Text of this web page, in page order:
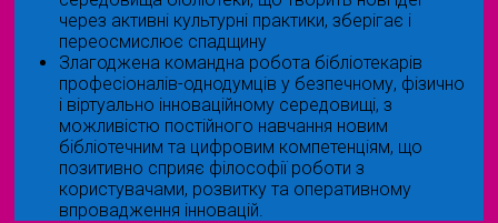
через активні культурні практики, зберігає і
переосмислює спадщину
Злагоджена командна робота бібліотекарів
професіоналів-однодумців у безпечному, фізично
і віртуально інноваційному середовищі, з
можливістю постійного навчання новим
бібліотечним та цифровим компетенціям, що
позитивно сприяє філософії роботи з
користувачами, розвитку та оперативному
впровадження інновацій.